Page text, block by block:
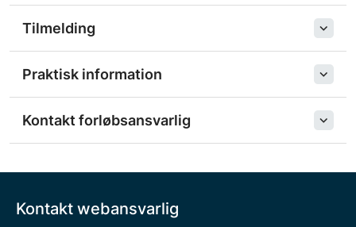
Tilmelding
Praktisk information
Kontakt forløbsansvarlig
Kontakt webansvarlig